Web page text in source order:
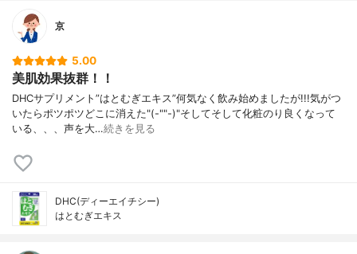
京
5.00
美肌効果抜群！！
DHCサプリメント”はとむぎエキス”何気なく飲み始めましたが!!!気がつ
いたらポツポツどこに消えた"(-""-)"そしてそして化粧のり良くなって
いる、、、声を大…続きを見る
DHC(ディーエイチシー)
はとむぎエキス